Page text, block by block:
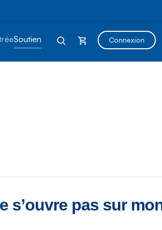
Soutien Connexion
s’ouvre pas sur